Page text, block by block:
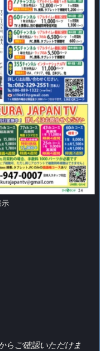
示
らご確認いただけま